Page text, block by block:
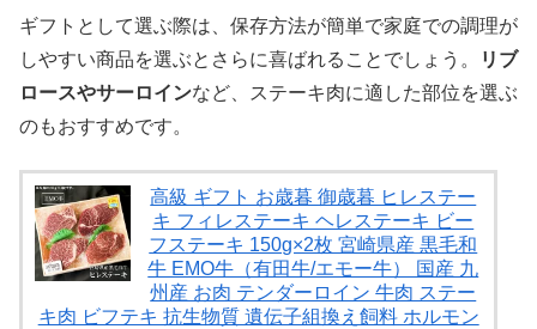
ギフトとして選ぶ際は、保存方法が簡単で家庭での調理が
しやすい商品を選ぶとさらに喜ばれることでしょう。
リブ
ロースやサーロインなど、ステーキ肉に適した部位を選ぶ
のもおすすめです。
高級 ギフト お歳暮 御歳暮 ヒレステー
キ フィレステーキ ヘレステーキ ビー
フステーキ 150g×2枚 宮崎県産 黒毛和
牛 EMO牛（有田牛/エモー牛） 国産 九
州産 お肉 テンダーロイン 牛肉 ステー
キ肉 ビフテキ 抗生物質 遺伝子組換え飼料 ホルモン